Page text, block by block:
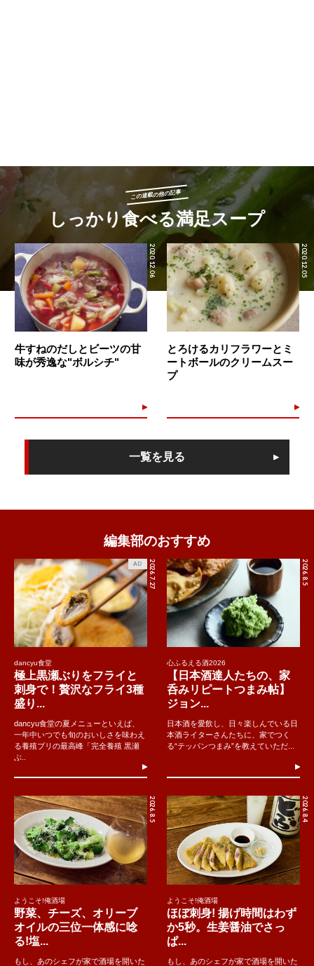
この連載の他の記事
しっかり食べる満足スープ
2020.12.06
牛すねのだしとビーツの甘
味が秀逸な"ボルシチ"
2020.12.05
とろけるカリフラワーとミ
ートボールのクリームスー
プ
一覧を見る
編集部のおすすめ
2026.7.27
AD
dancyu食堂
極上黒瀬ぶりをフライと
刺身で！贅沢なフライ3種
盛り...
dancyu食堂の夏メニューといえば、
一年中いつでも旬のおいしさを味わえ
る養殖ブリの最高峰「完全養殖 黒瀬
ぶ..
2026.8.5
心ふるえる酒2026
【日本酒達人たちの、家
呑みリピートつまみ帖】
ジョン...
日本酒を愛飲し、日々楽しんでいる日
本酒ライターさんたちに、家でつく
る“テッパンつまみ”を教えていただ...
2026.8.5
ようこそ!俺酒場
野菜、チーズ、オリーブ
オイルの三位一体感に唸
る!塩...
もし、あのシェフが家で酒場を開いた
2026.8.4
ようこそ!俺酒場
ほぼ刺身! 揚げ時間はわず
か5秒。生姜醤油でさっ
ぱ...
もし、あのシェフが家で酒場を開いた